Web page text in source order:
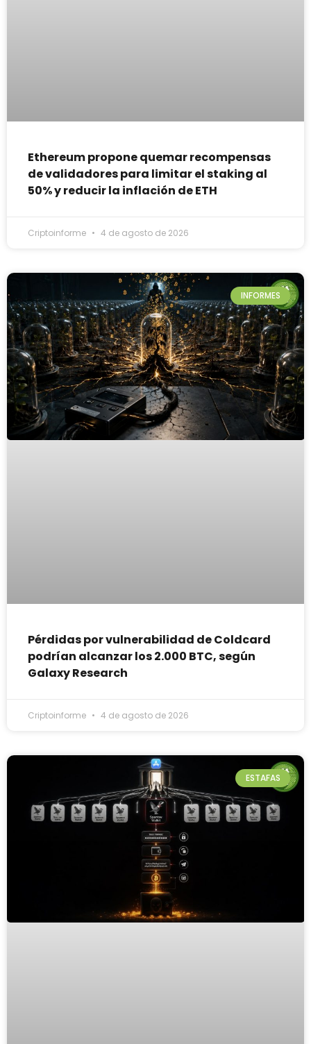
Ethereum propone quemar recompensas
de validadores para limitar el staking al
50% y reducir la inflación de ETH
Criptoinforme 4 de agosto de 2026
INFORMES
Pérdidas por vulnerabilidad de Coldcard
podrían alcanzar los 2.000 BTC, según
Galaxy Research
Criptoinforme 4 de agosto de 2026
ESTAFAS